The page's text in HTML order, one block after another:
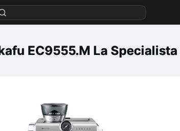
EC9555.M La